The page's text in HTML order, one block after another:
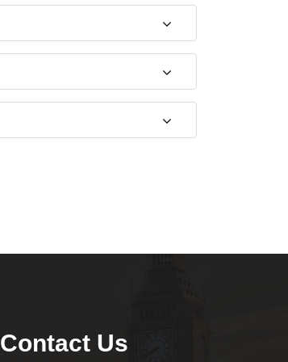
Contact Us